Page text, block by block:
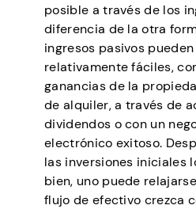
posible a través de los
diferencia de la otra
ingresos pasivos
relativamente fáciles,
ganancias de la
de alquiler, a través de
dividendos o con un
electrónico exitoso.
las inversiones iniciales
bien, uno puede
flujo de efectivo crezca